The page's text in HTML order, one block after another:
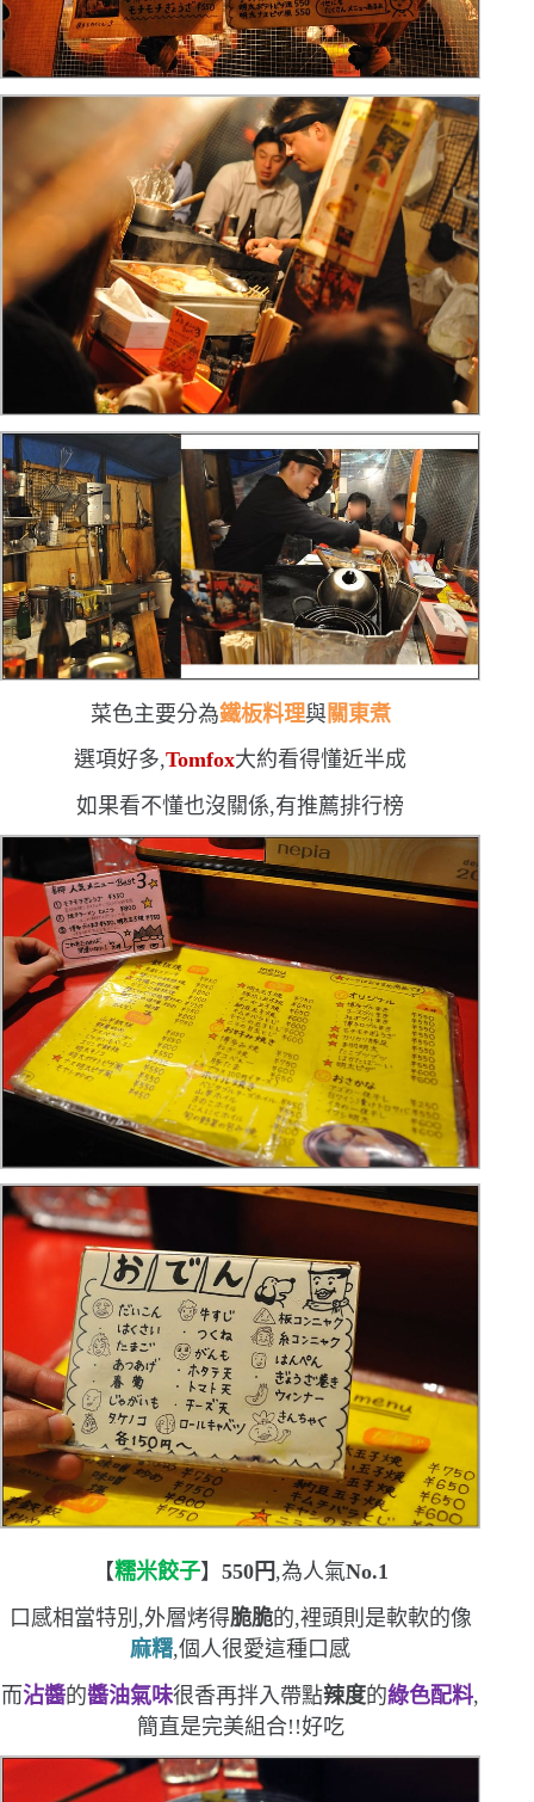
菜色主要分為鐵板料理與關東煮
選項好多,Tomfox大約看得懂近半成
如果看不懂也沒關係,有推薦排行榜
【糯米餃子】 550円 ,為人氣No.1
口感相當特別,外層烤得脆脆的,裡頭則是軟軟的像
麻糬,個人很愛這種口感
而沾醬的醬油氣味很香再拌入帶點辣度的綠色配料,
簡直是完美組合!!好吃